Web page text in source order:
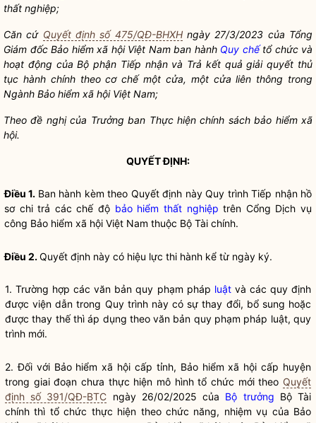
thất nghiệp;
Căn cứ Quyết định số 475/QĐ-BHXHngày 27/3/2023 của Tổng
Giám đốc Bảo hiểm xã hội Việt Nam ban hành Quy chếtổ chức và
hoạt động của Bộ phận Tiếp nhận và Trả kết quả giải quyết thủ
tục hành chính theo cơ chế một cửa, một cửa liên thông trong
Ngành Bảo hiểm xã hội Việt Nam;
Theo đề nghị của Trưởng ban Thực hiện chính sách bảo hiểm xã
hội.
QUYẾT ĐỊNH:
Điều 1. Ban hành kèm theo Quyết định này Quy trình Tiếp nhận hồ
sơ chi trả các chế độ bảo hiểm thất nghiệp trên Cổng Dịch vụ
công Bảo hiểm xã hội Việt Nam thuộc Bộ Tài chính.
Điều 2.Quyết định này có hiệu lực thi hành kể từ ngày ký.
1. Trường hợp các văn bản quy phạm pháp luậtvà các quy định
được viện dẫn trong Quy trình này có sự thay đổi, bổ sung hoặc
được thay thế thì áp dụng theo văn bản quy phạm pháp luật, quy
trình mới.
2. Đối với Bảo hiểm xã hội cấp tỉnh, Bảo hiểm xã hội cấp huyện
trong giai đoạn chưa thực hiện mô hình tổ chức mới theo Quyết
định số 391/QĐ-BTC ngày 26/02/2025 của Bộ trưởng Bộ Tài
chính thì tổ chức thực hiện theo chức năng, nhiệm vụ của Bảo